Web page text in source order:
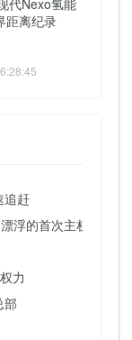
距离纪录
追赶
浮的首次主权债券
力
部